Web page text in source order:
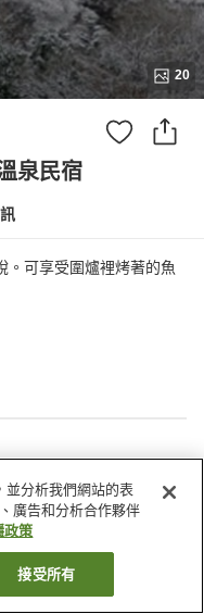
20
泉民宿
。可享受圍爐裡烤著的魚
堂（溫泉）
溫泉民宿山久火塘之溫泉民宿
並分析我們網站的表
廣告和分析合作夥伴
政策
接受所有